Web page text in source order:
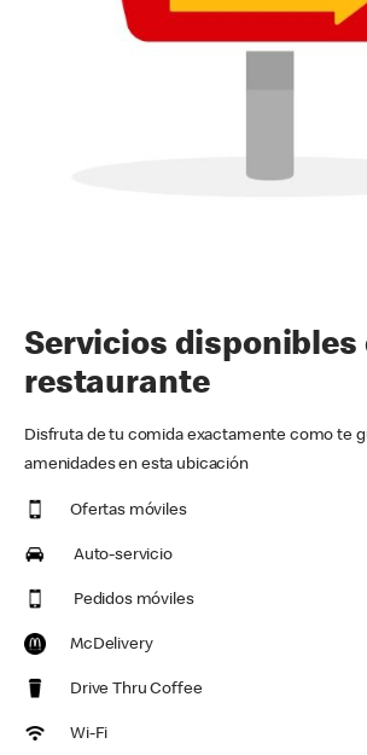
Servicios disponibles
restaurante
Disfruta de tu comida exactamente como te
amenidades en esta ubicación
Ofertas móviles
Auto-servicio
Pedidos móviles
McDelivery
Drive Thru Coffee
Wi-Fi